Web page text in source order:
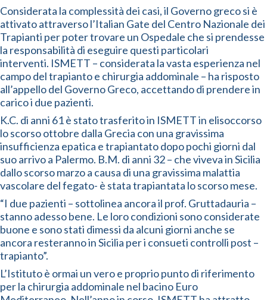
Considerata la complessità dei casi, il Governo greco si è
attivato attraverso l’Italian Gate del Centro Nazionale dei
Trapianti per poter trovare un Ospedale che si prendesse
la responsabilità di eseguire questi particolari
interventi. ISMETT – considerata la vasta esperienza nel
campo del trapianto e chirurgia addominale – ha risposto
all’appello del Governo Greco, accettando di prendere in
carico i due pazienti.
K.C. di anni 61 è stato trasferito in ISMETT in elisoccorso
lo scorso ottobre dalla Grecia con una gravissima
insufficienza epatica e trapiantato dopo pochi giorni dal
suo arrivo a Palermo. B.M. di anni 32 – che viveva in Sicilia
dallo scorso marzo a causa di una gravissima malattia
vascolare del fegato- è stata trapiantata lo scorso mese.
“I due pazienti – sottolinea ancora il prof. Gruttadauria –
stanno adesso bene. Le loro condizioni sono considerate
buone e sono stati dimessi da alcuni giorni anche se
ancora resteranno in Sicilia per i consueti controlli post –
trapianto”.
L’Istituto è ormai un vero e proprio punto di riferimento
per la chirurgia addominale nel bacino Euro